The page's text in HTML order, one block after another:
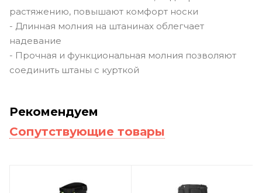
растяжению, повышают комфорт носки
- Длинная молния на штанинах облегчает
надевание
- Прочная и функциональная молния позволяют
соединить штаны с курткой
Рекомендуем
Сопутствующие товары